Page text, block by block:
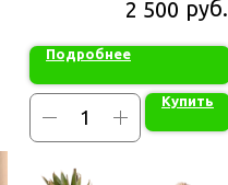
2 500 руб.
Подробнее
Купить